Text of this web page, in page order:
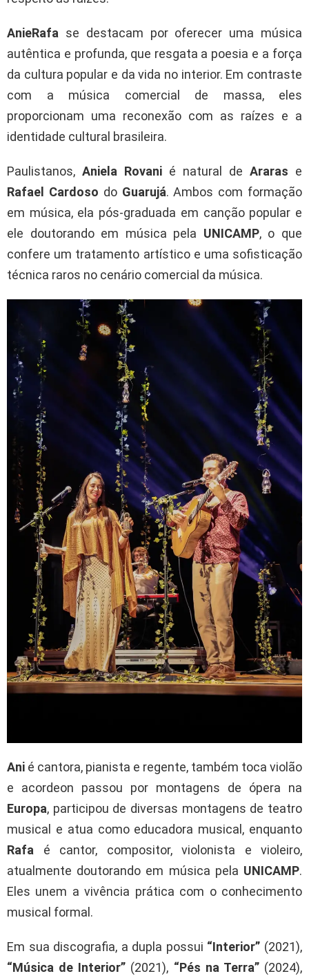
AnieRafa se destacam por oferecer uma música
autêntica e profunda, que resgata a poesia e a força
da cultura popular e da vida no interior. Em contraste
com a música comercial de massa, eles
proporcionam uma reconexão com as raízes e a
identidade cultural brasileira.
Paulistanos, Aniela Rovani é natural de Araras e
Rafael Cardoso do Guarujá. Ambos com formação
em música, ela pós-graduada em canção popular e
ele doutorando em música pela UNICAMP, o que
confere um tratamento artístico e uma sofisticação
técnica raros no cenário comercial da música.
Ani é cantora, pianista e regente, também toca violão
e acordeon passou por montagens de ópera na
Europa, participou de diversas montagens de teatro
musical e atua como educadora musical, enquanto
Rafa é cantor, compositor, violonista e violeiro,
atualmente doutorando em música pela UNICAMP.
Eles unem a vivência prática com o conhecimento
musical formal.
Em sua discografia, a dupla possui “Interior” (2021),
“Música de Interior” (2021), “Pés na Terra”(2024),